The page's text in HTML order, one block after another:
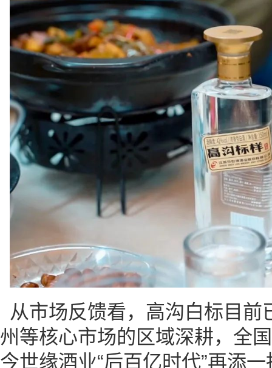
从市场反馈看，高沟白标目前
州等核心市场的区域深耕，全
今世缘酒业“后百亿时代”再添